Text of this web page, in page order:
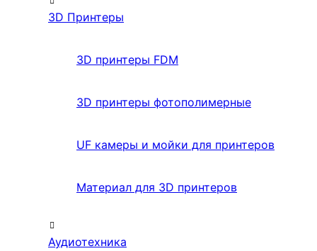
3D Принтеры
3D принтеры FDM
3D принтеры фотополимерные
UF камеры и мойки для принтеров
Материал для 3D принтеров
Аудиотехника